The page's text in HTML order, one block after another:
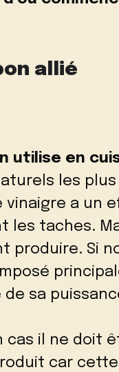
allié
utilise en
les
a un
les taches.
produire. Si
de sa
cas il ne doit
car